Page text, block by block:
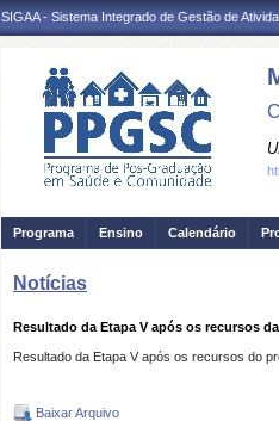
SIGAA - Sistema Integrado de Gestão de
Programa Ensino Calendário
Notícias
Resultado da Etapa V após os recursos
Resultado da Etapa V após os recursos do
Baixar Arquivo